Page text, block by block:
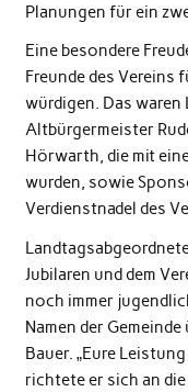
Planungen für ein
Eine besondere
Freunde des Vereins
würdigen. Das waren
Altbürgermeister
Hörwarth, die mit
wurden, sowie
Verdienstnadel des
Jubilaren und dem
noch immer
Namen der
Bauer. „Eure
richtete er sich an